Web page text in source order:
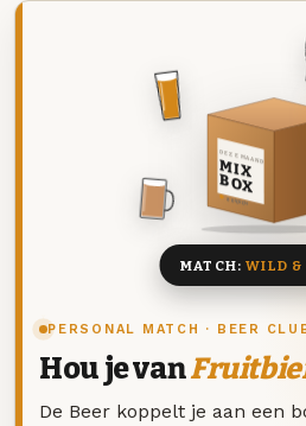
PERSONAL MATCH · BEER
Hou je van
De Beer koppelt je aan een
DEZE MAAND
MIX
BOX
8 BIEREN
MATCH:WILD &